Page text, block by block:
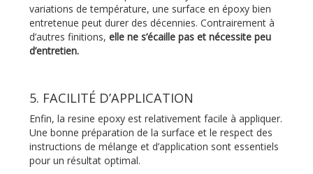
variations de température, une surface en époxy bien
entretenue peut durer des décennies. Contrairement à
d’autres finitions, elle ne s’écaille pas et nécessite peu
d’entretien.
5. FACILITÉ D’APPLICATION
Enfin, la resine epoxy est relativement facile à appliquer.
Une bonne préparation de la surface et le respect des
instructions de mélange et d’application sont essentiels
pour un résultat optimal.